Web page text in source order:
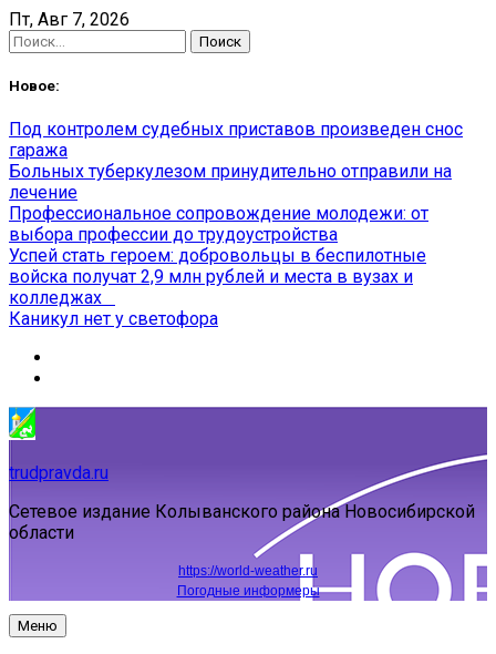
Skip
to
content
Пт, Авг 7, 2026
Найти:
Новое:
Под контролем судебных приставов произведен снос
гаража
Больных туберкулезом принудительно отправили на
лечение
Профессиональное сопровождение молодежи: от
выбора профессии до трудоустройства
Успей стать героем: добровольцы в беспилотные
войска получат 2,9 млн рублей и места в вузах и
колледжах
Каникул нет у светофора
trudpravda.ru
Сетевое издание Колыванского района Новосибирской
области
https://world-weather.ru
Погодные информеры
Меню